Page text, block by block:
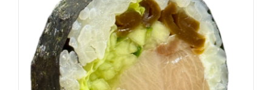
DODAJ DO KOSZYKA / SZCZEGÓŁY